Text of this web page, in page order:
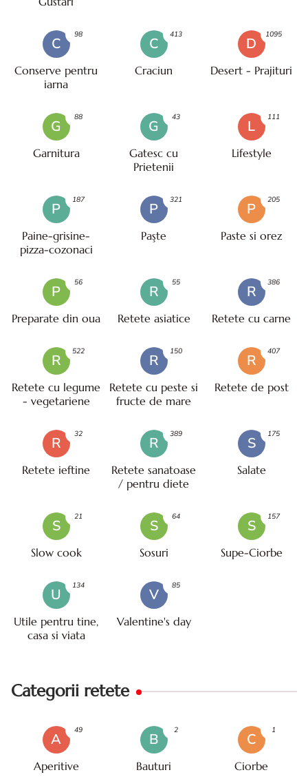
C
Conserve pentru
iarna
98
C
Craciun
413
D
Desert - Prajituri
1095
G
Garnitura
88
G
Gatesc cu
Prietenii
43
L
Lifestyle
111
P
Paine-grisine-
pizza-cozonaci
187
P
Paşte
321
P
Paste si orez
205
P
Preparate din oua
56
R
Retete asiatice
55
R
Retete cu carne
386
R
Retete cu legume
- vegetariene
522
R
Retete cu peste si
fructe de mare
150
R
Retete de post
407
R
Retete ieftine
32
R
Retete sanatoase
/ pentru diete
389
S
Salate
175
S
Slow cook
21
S
Sosuri
64
S
Supe-Ciorbe
157
U
Utile pentru tine,
casa si viata
134
V
Valentine's day
85
Categorii retete
A
Aperitive
49
B
Bauturi
2
C
Ciorbe
1